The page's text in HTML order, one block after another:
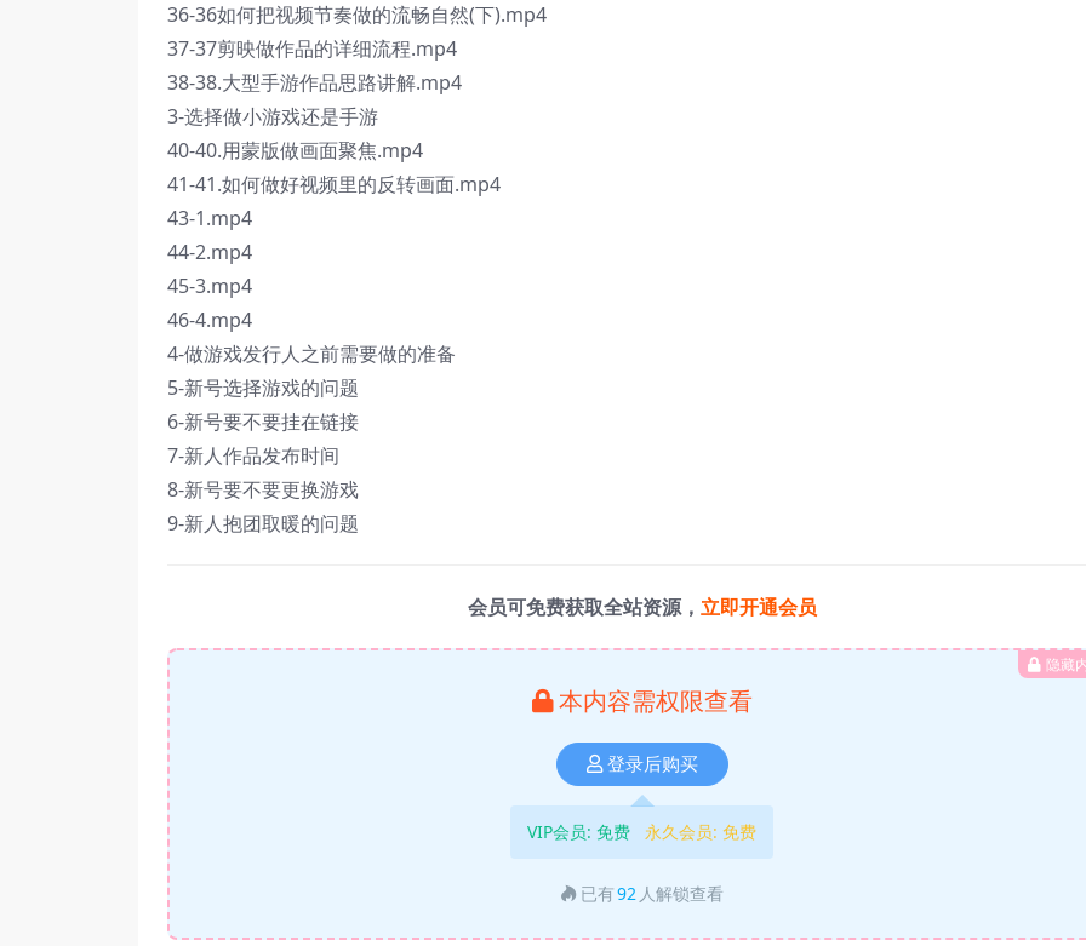
36-36如何把视频节奏做的流畅自然(下).mp4
37-37剪映做作品的详细流程.mp4
38-38.大型手游作品思路讲解.mp4
3-选择做小游戏还是手游
40-40.用蒙版做画面聚焦.mp4
41-41.如何做好视频里的反转画面.mp4
43-1.mp4
44-2.mp4
45-3.mp4
46-4.mp4
4-做游戏发行人之前需要做的准备
5-新号选择游戏的问题
6-新号要不要挂在链接
7-新人作品发布时间
8-新号要不要更换游戏
9-新人抱团取暖的问题
会员可免费获取全站资源， 立即开通会员
隐藏
本内容需权限查看
登录后购买
VIP会员: 免费 永久会员: 免费
已有92 人解锁查看